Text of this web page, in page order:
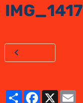
IMG_1417
PartagerFacebook
X